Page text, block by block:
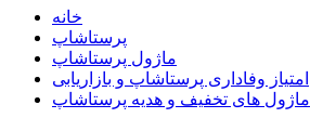
خانه
پرستاشاپ
ماژول پرستاشاپ
امتیاز وفاداری پرستاشاپ و بازاریابی
ماژول های تخفیف و هدیه پرستاشاپ